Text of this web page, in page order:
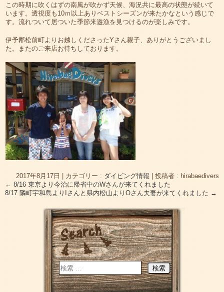
この時期に吹くはずの南風が吹かず天候、海況共に最高の状態が続いて
います。透視度も10ｍ以上ありベストシーズンが来たかなという感じで
す。流れついて居ついた季節来遊漁を見つけるのが楽しみです。
伊予郡松前町よりお越しくださったYさん親子、ありがとうございまし
た。またのご来店お待ちしております。
2017年8月17日 | カテゴリー : ダイビング情報 | 投稿者 : hirabaedivers
← 8/16 東京より今治に帰省中のWさんが来てくれました
8/17 隣町宇和島よりIさんと県内松山よりOさん夫妻が来てくれました →